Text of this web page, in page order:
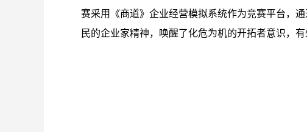
赛采用《商道》企业经营模拟系统作为竞赛平台，
民的企业家精神，唤醒了化危为机的开拓者意识，